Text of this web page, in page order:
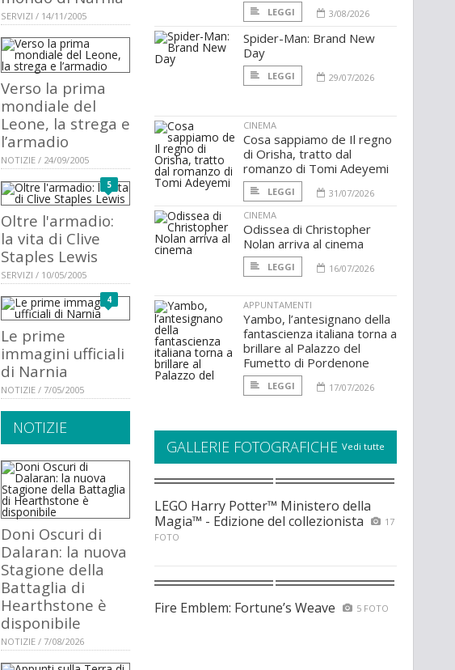
SERVIZI / 14/11/2005
Verso la prima
mondiale del
Leone, la strega e
l’armadio
NOTIZIE / 24/09/2005
5
Oltre l'armadio:
la vita di Clive
Staples Lewis
SERVIZI / 10/05/2005
4
Le prime
immagini ufficiali
di Narnia
NOTIZIE / 7/05/2005
NOTIZIE
Doni Oscuri di
Dalaran: la nuova
Stagione della
Battaglia di
Hearthstone è
disponibile
NOTIZIE / 7/08/2026
LEGGI 3/08/2026
Spider-Man: Brand New
Day
LEGGI 29/07/2026
CINEMA
Cosa sappiamo de Il regno
di Orisha, tratto dal
romanzo di Tomi Adeyemi
LEGGI
31/07/2026
CINEMA
Odissea di Christopher
Nolan arriva al cinema
LEGGI 16/07/2026
APPUNTAMENTI
Yambo, l’antesignano della
fantascienza italiana torna a
brillare al Palazzo del
Fumetto di Pordenone
LEGGI 17/07/2026
GALLERIE FOTOGRAFICHE Vedi tutte
LEGO Harry Potter™ Ministero della
Magia™ - Edizione del collezionista
17
FOTO
Fire Emblem: Fortune’s Weave 5 FOTO